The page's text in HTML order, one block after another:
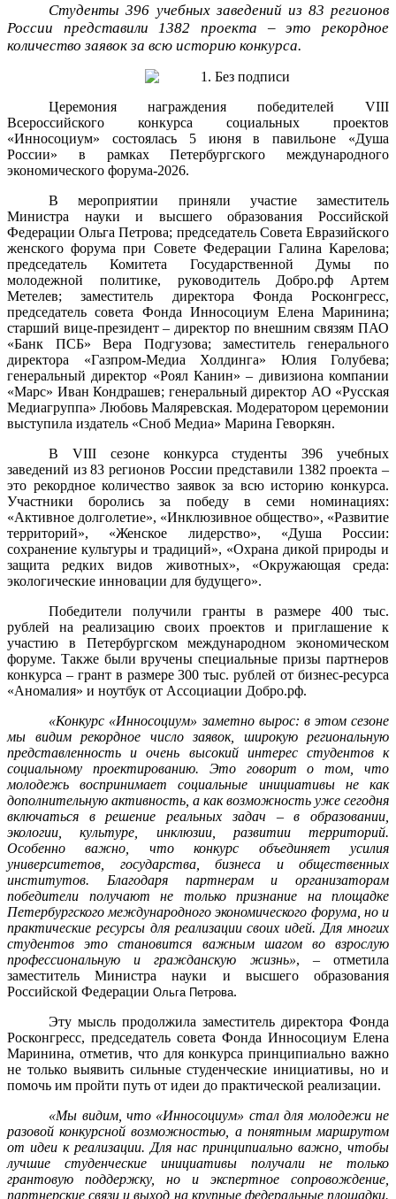
Студенты 396 учебных заведений из 83 регионов
России представили 1382 проекта – это рекордное
количество заявок за всю историю конкурса.
Церемония награждения победителей VIII
Всероссийского конкурса социальных проектов
«Инносоциум» состоялась 5 июня в павильоне «Душа
России» в рамках Петербургского международного
экономического форума-2026.
В мероприятии приняли участие заместитель
Министра науки и высшего образования Российской
Федерации Ольга Петрова; председатель Совета Евразийского
женского форума при Совете Федерации Галина Карелова;
председатель Комитета Государственной Думы по
молодежной политике, руководитель Добро.рф Артем
Метелев; заместитель директора Фонда Росконгресс,
председатель совета Фонда Инносоциум Елена Маринина;
старший вице-президент – директор по внешним связям ПАО
«Банк ПСБ» Вера Подгузова; заместитель генерального
директора «Газпром-Медиа Холдинга» Юлия Голубева;
генеральный директор «Роял Канин» – дивизиона компании
«Марс» Иван Кондрашев; генеральный директор АО «Русская
Медиагруппа» Любовь Маляревская. Модератором церемонии
выступила издатель «Сноб Медиа» Марина Геворкян.
В VIII сезоне конкурса студенты 396 учебных
заведений из 83 регионов России представили 1382 проекта –
это рекордное количество заявок за всю историю конкурса.
Участники боролись за победу в семи номинациях:
«Активное долголетие», «Инклюзивное общество», «Развитие
территорий», «Женское лидерство», «Душа России:
сохранение культуры и традиций», «Охрана дикой природы и
защита редких видов животных», «Окружающая среда:
экологические инновации для будущего».
Победители получили гранты в размере 400 тыс.
рублей на реализацию своих проектов и приглашение к
участию в Петербургском международном экономическом
форуме. Также были вручены специальные призы партнеров
конкурса – грант в размере 300 тыс. рублей от бизнес-ресурса
«Аномалия» и ноутбук от Ассоциации Добро.рф.
«Конкурс «Инносоциум» заметно вырос: в этом сезоне
мы видим рекордное число заявок, широкую региональную
представленность и очень высокий интерес студентов к
социальному проектированию. Это говорит о том, что
молодежь воспринимает социальные инициативы не как
дополнительную активность, а как возможность уже сегодня
включаться в решение реальных задач – в образовании,
экологии, культуре, инклюзии, развитии территорий.
Особенно важно, что конкурс объединяет усилия
университетов, государства, бизнеса и общественных
институтов. Благодаря партнерам и организаторам
победители получают не только признание на площадке
Петербургского международного экономического форума, но и
практические ресурсы для реализации своих идей. Для многих
студентов это становится важным шагом во взрослую
профессиональную и гражданскую жизнь», – отметила
заместитель Министра науки и высшего образования
Российской Федерации Ольга Петрова.
Эту мысль продолжила заместитель директора Фонда
Росконгресс, председатель совета Фонда Инносоциум Елена
Маринина, отметив, что для конкурса принципиально важно
не только выявить сильные студенческие инициативы, но и
помочь им пройти путь от идеи до практической реализации.
«Мы видим, что «Инносоциум» стал для молодежи не
разовой конкурсной возможностью, а понятным маршрутом
от идеи к реализации. Для нас принципиально важно, чтобы
лучшие студенческие инициативы получали не только
грантовую поддержку, но и экспертное сопровождение,
партнерские связи и выход на крупные федеральные площадки.